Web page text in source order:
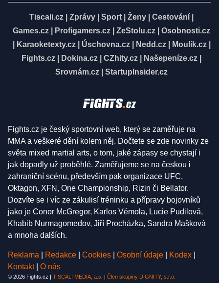
Tiscali.cz Zprávy Sport Ženy Cestování
Games.cz
Profigamers.cz ZeStolu.cz
Osobnosti.cz
Karaoketexty.cz| Úschovna.cz| Nedd.cz| Moulík.cz|
Fights.cz
Dokina.cz CZhity.cz Našepeníze.cz
Srovnám.cz
StartupInsider.cz
Fights.cz je český sportovní web, který se zaměřuje na
MMA a veškeré dění kolem něj. Dočtete se zde novinky ze
světa mixed martial arts, o tom, jaké zápasy se chystají i
jak dopadly už proběhlé. Zaměřujeme se na českou i
zahraniční scénu, především pak organizace UFC,
Oktagon, XFN, One Championship, Rizin či Bellator.
Dozvíte se i víc ze zákulisí tréninku a přípravy bojovníků
jako je Conor McGregor, Karlos Vémola, Lucie Pudilová,
Khabib Nurmagomedov, Jiří Procházka, Sandra Mašková
a mnoha dalších.
Reklama Redakce Cookies Osobní údaje Kodex
Kontakt
O nás
© 2026 Fights.cz | TISCALI MEDIA, a.s. | Člen skupiny DIGNITY, s.r.o.